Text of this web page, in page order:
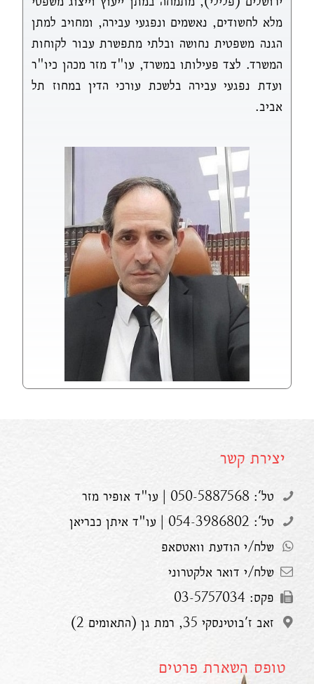
מלא לחשודים, נאשמים ונפגעי עבירה, ומחויב למתן
הגנה משפטית נחושה ובלתי מתפשרת עבור לקוחות
המשרד. לצד פעילותו במשרד, עו"ד מזר מכהן כיו"ר
ועדת נפגעי עבירה בלשכת עורכי הדין במחוז תל
אביב.
יצירת קשר
טל': 050-5887568 | עו"ד אופיר מזר
טל': 054-3986802 | עו"ד איתן כבריאן
שלח/י הודעת וואטסאפ
שלח/י דואר אלקטרוני
פקס: 03-5757034
זאב ז'בוטינסקי 35, רמת גן (התאומים 2)
טופס השארת פרטים